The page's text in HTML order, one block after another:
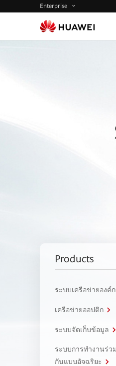
Enterprise
Products
ระบบเครือข่ายองค์
เครือข่ายออปติก
ระบบจัดเก็บข้อมูล
ระบบการทำงานร่วม
กันแบบอัจฉริยะ